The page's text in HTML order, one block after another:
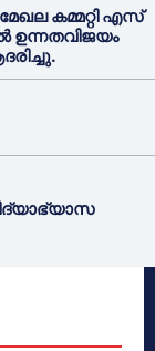
കമ്മറ്റി എസ്